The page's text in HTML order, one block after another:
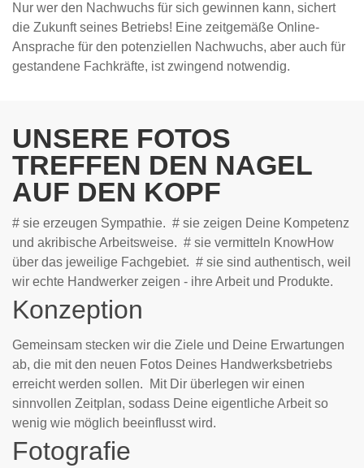
Nur wer den Nachwuchs für sich gewinnen kann, sichert
die Zukunft seines Betriebs! Eine zeitgemäße Online-
Ansprache für den potenziellen Nachwuchs, aber auch für
gestandene Fachkräfte, ist zwingend notwendig.
UNSERE FOTOS
TREFFEN DEN NAGEL
AUF DEN KOPF
# sie erzeugen Sympathie. # sie zeigen Deine Kompetenz
und akribische Arbeitsweise. # sie vermitteln KnowHow
über das jeweilige Fachgebiet. # sie sind authentisch, weil
wir echte Handwerker zeigen - ihre Arbeit und Produkte.
Konzeption
Gemeinsam stecken wir die Ziele und Deine Erwartungen
ab, die mit den neuen Fotos Deines Handwerksbetriebs
erreicht werden sollen. Mit Dir überlegen wir einen
sinnvollen Zeitplan, sodass Deine eigentliche Arbeit so
wenig wie möglich beeinflusst wird.
Fotografie